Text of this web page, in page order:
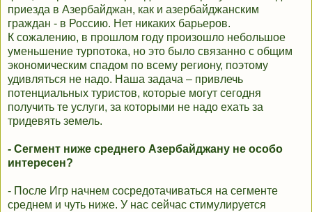
приезда в Азербайджан, как и азербайджанским
граждан - в Россию. Нет никаких барьеров.
К сожалению, в прошлом году произошло небольшое
уменьшение турпотока, но это было связанно с общим
экономическим спадом по всему региону, поэтому
удивляться не надо. Наша задача – привлечь
потенциальных туристов, которые могут сегодня
получить те услуги, за которыми не надо ехать за
тридевять земель.
- Cегмент ниже среднего Азербайджану не особо
интересен?
- После Игр начнем сосредотачиваться на сегменте
среднем и чуть ниже. У нас сейчас стимулируется